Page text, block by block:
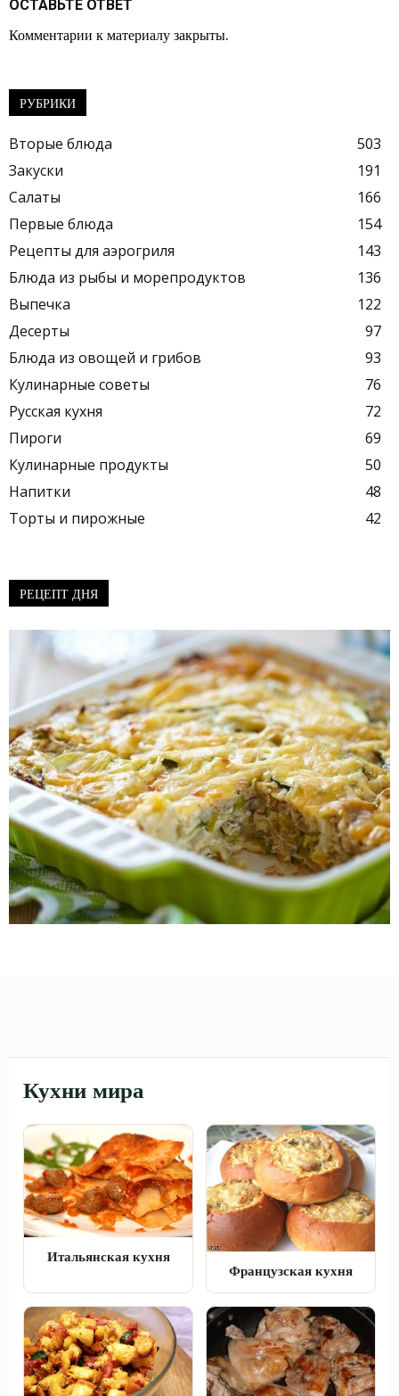
ОСТАВЬТЕ ОТВЕТ
Комментарии к материалу закрыты.
РУБРИКИ
Вторые блюда
503
Закуски
191
Салаты
166
Первые блюда
154
Рецепты для аэрогриля
143
Блюда из рыбы и морепродуктов
136
Выпечка
122
Десерты
97
Блюда из овощей и грибов
93
Кулинарные советы
76
Русская кухня
72
Пироги
69
Кулинарные продукты
50
Напитки
48
Торты и пирожные
42
РЕЦЕПТ ДНЯ
Кухни мира
Итальянская кухня
Французская кухня